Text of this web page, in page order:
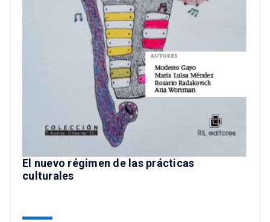
El nuevo régimen de las prácticas
culturales